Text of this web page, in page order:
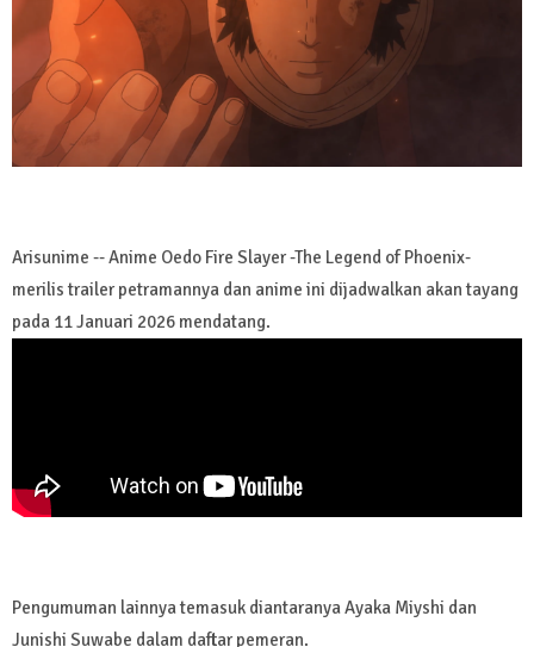
Arisunime -- Anime Oedo Fire Slayer -The Legend of Phoenix-
merilis trailer petramannya dan anime ini dijadwalkan akan tayang
pada 11 Januari 2026 mendatang.
Pengumuman lainnya temasuk diantaranya Ayaka Miyshi dan
Junishi Suwabe dalam daftar pemeran.